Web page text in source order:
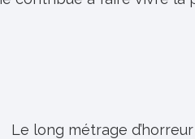
Le long métrage